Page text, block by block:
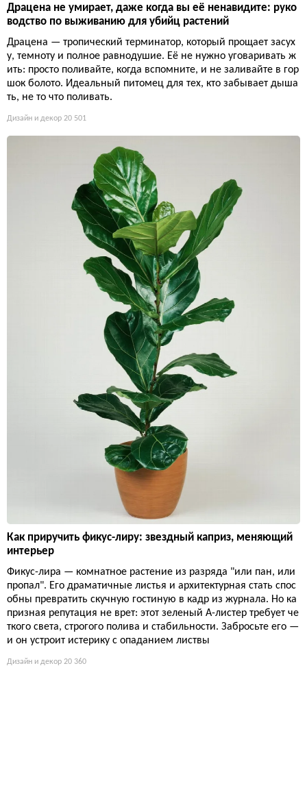
Драцена не умирает, даже когда вы её ненавидите: руко
водство по выживанию для убийц растений
Драцена — тропический терминатор, который прощает засух
у, темноту и полное равнодушие. Её не нужно уговаривать ж
ить: просто поливайте, когда вспомните, и не заливайте в гор
шок болото. Идеальный питомец для тех, кто забывает дыша
ть, не то что поливать.
Дизайн и декор 20 501
Как приручить фикус-лиру: звездный каприз, меняющий
интерьер
Фикус-лира — комнатное растение из разряда "или пан, или
пропал". Его драматичные листья и архитектурная стать спос
обны превратить скучную гостиную в кадр из журнала. Но ка
призная репутация не врет: этот зеленый А-листер требует че
ткого света, строгого полива и стабильности. Забросьте его —
и он устроит истерику с опаданием листвы
Дизайн и декор 20 360